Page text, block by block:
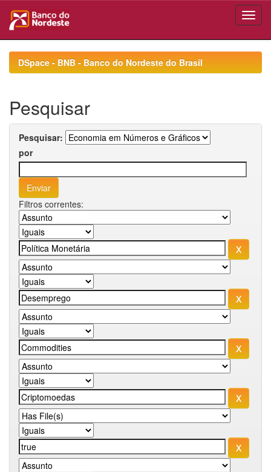
navigationDSpace - BNB - Banco do Nordeste do Brasil
Pesquisar
Pesquisar:
por
Filtros correntes: